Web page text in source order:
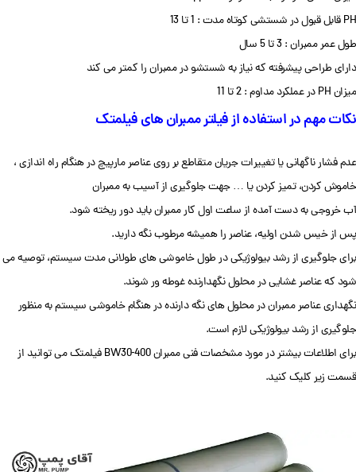
PH قابل قبول در شستشی کوتاه مدت : 1 تا 13
طول عمر ممبران : 3 تا 5 سال
دارای طراحی پیشرفته که نیاز به شستشو در ممبران را کمتر می کند
میزان PH در عملکرد مداوم : 2 تا 11
نکات مهم در استفاده از فیلتر ممبران های فیلمتک
عدم فشار ناگهانی یا تغییرات جریان متقاطع بر روی عناصر مارپیچ در هنگام راه‌ اندازی ،
خاموش کردن، تمیز کردن یا … جهت جلوگیری از آسیب به ممبران
آب خروجی به دست آمده از ساعت اول کار ممبران باید دور ریخته شود.
پس از خیس شدن اولیه، عناصر را همیشه مرطوب نگه دارید.
برای جلوگیری از رشد بیولوژیکی در طول خاموشی های طولانی مدت سیستم، توصیه می
شود که عناصر غشایی در محلول نگهدارنده غوطه ور شوند.
نگهداری عناصر ممبران در محلول های نگه دارنده در هنگام خاموشی سیستم به منظور
جلوگیری از رشد بیولوژیکی لازم است.
برای اطلاعات بیشتر در مورد مشخصات فنی ممبران BW30-400 فیلمتک می توانید از
قسمت زیر کلیک کنید.